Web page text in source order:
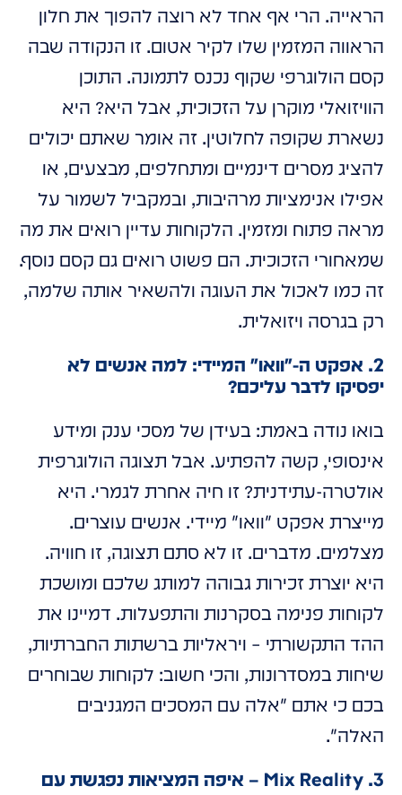
הראייה. הרי אף אחד לא רוצה להפוך את חלון
הראווה המזמין שלו לקיר אטום. זו הנקודה שבה
קסם הולוגרפי שקוף נכנס לתמונה. התוכן
הוויזואלי מוקרן על הזכוכית, אבל היא? היא
נשארת שקופה לחלוטין. זה אומר שאתם יכולים
להציג מסרים דינמיים ומתחלפים, מבצעים, או
אפילו אנימציות מרהיבות, ובמקביל לשמור על
מראה פתוח ומזמין. הלקוחות עדיין רואים את מה
שמאחורי הזכוכית. הם פשוט רואים גם קסם נוסף.
זה כמו לאכול את העוגה ולהשאיר אותה שלמה,
רק בגרסה ויזואלית.
2. אפקט ה-"וואו" המיידי: למה אנשים לא
יפסיקו לדבר עליכם?
בואו נודה באמת: בעידן של מסכי ענק ומידע
אינסופי, קשה להפתיע. אבל תצוגה הולוגרפית
אולטרה-עתידנית? זו חיה אחרת לגמרי. היא
מייצרת אפקט וואו מיידי. אנשים עוצרים.
מצלמים. מדברים. זו לא סתם תצוגה, זו חוויה.
היא יוצרת זכירות גבוהה למותג שלכם ומושכת
לקוחות פנימה בסקרנות והתפעלות. דמיינו את
ההד התקשורתי – ויראליות ברשתות החברתיות,
שיחות במסדרונות, והכי חשוב: לקוחות שבוחרים
בכם כי אתם אלה עם המסכים המגניבים
האלה .
3. Mix Reality – איפה המציאות נפגשת עם